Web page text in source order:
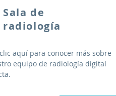
Sala de
radiología
aquí para conocer más sobre
equipo de radiología digital